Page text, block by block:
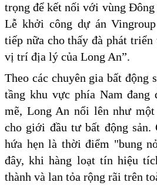
trọng để kết nối với vùng Đông
Lễ khởi công dự án
tiếp nữa cho thấy đà phát
vị trí địa lý của Long An”.
Theo các chuyên gia bất động
tầng khu vực phía Nam đang
mẽ, Long An nổi lên như
cho giới đầu tư bất động sản.
hứa hẹn là thời điểm "bung
đây, khi hàng loạt tín hiệu
thành và lan tỏa rộng rãi trên